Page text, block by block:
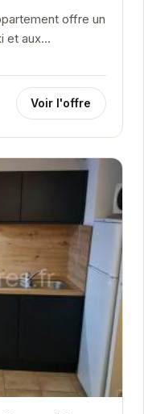
offre un
et aux
plein sud...
Voir l'offre